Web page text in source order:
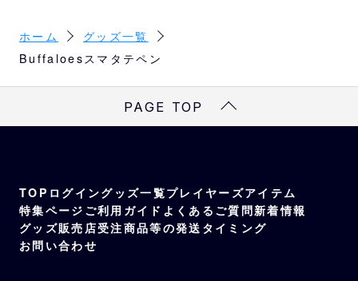
ホーム
グッズ一覧
Buffaloesスマタテペン
PAGE TOP
TOP ログイングッズ一覧プレイヤーズアイテム
特集ページ ご利用ガイド よくあるご質問新着情報
グッズ販売店受注商品等の発送タイミング
お問い合わせ